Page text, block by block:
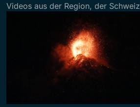
Videos aus der Region, der